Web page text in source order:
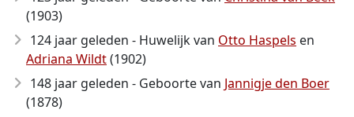
(1903)
124 jaar geleden - Huwelijk van Otto Haspels en
Adriana Wildt(1902)
148 jaar geleden - Geboorte van Jannigje den Boer
(1878)